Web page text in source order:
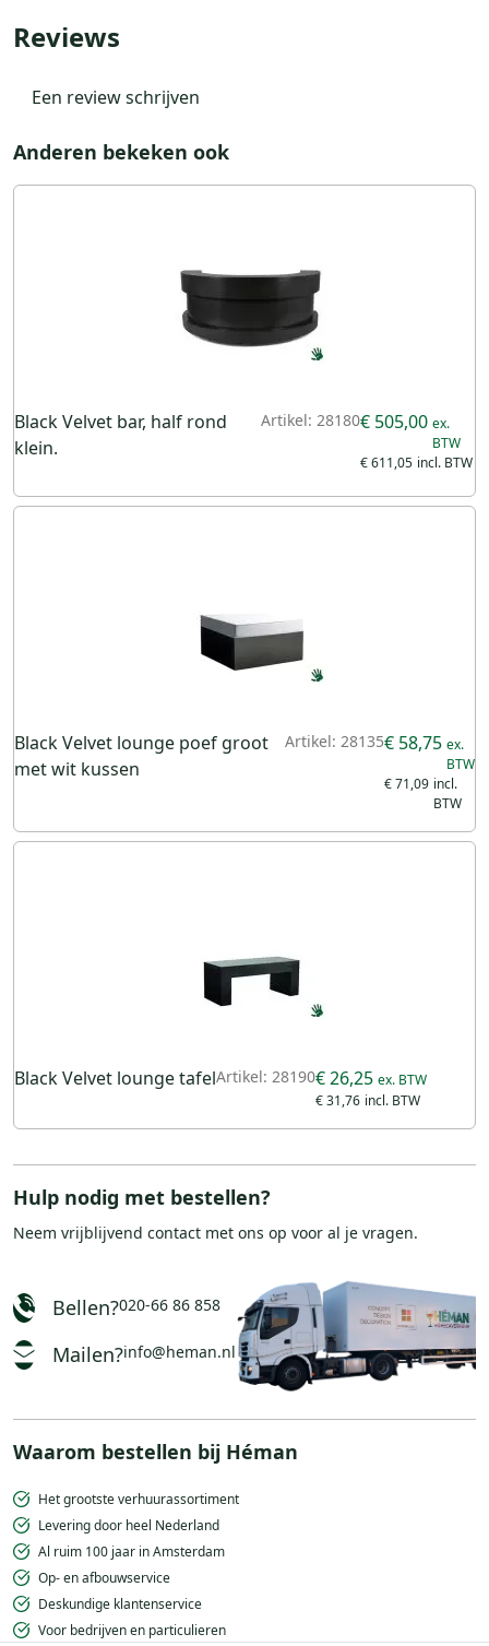
Reviews
Een review schrijven
Anderen bekeken ook
Black Velvet bar, half rond
klein.
Artikel: 28180
€ 611,05
€ 505,00
Black Velvet lounge poef groot
met wit kussen
Artikel: 28135
€ 71,09
€ 58,75
Black Velvet lounge tafelArtikel: 28190
€ 31,76
€ 26,25
Hulp nodig met bestellen?
Neem vrijblijvend contact met ons op voor al je vragen.
Bellen?020-66 86 858
Mailen?info@heman.nl
Waarom bestellen bij Héman
Het grootste verhuurassortiment
Levering door heel Nederland
Al ruim 100 jaar in Amsterdam
Op- en afbouwservice
Deskundige klantenservice
Voor bedrijven en particulieren